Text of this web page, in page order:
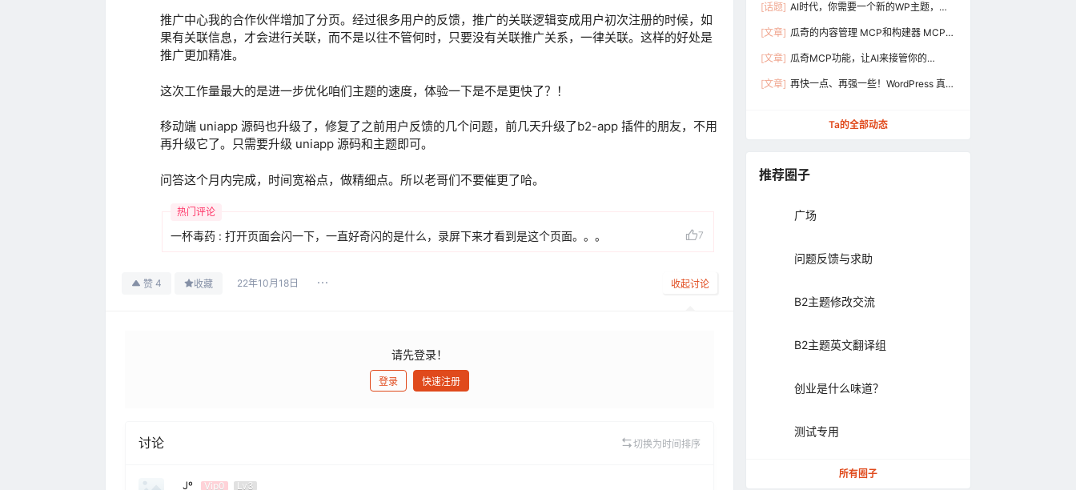
推广中心我的合作伙伴增加了分页。经过很多用户的反馈，推广的关联逻辑变成用户初次注册的时候，如
果有关联信息，才会进行关联，而不是以往不管何时，只要没有关联推广关系，一律关联。这样的好处是
推广更加精准。
这次工作量最大的是进一步优化咱们主题的速度，体验一下是不是更快了？！
移动端 uniapp 源码也升级了，修复了之前用户反馈的几个问题，前几天升级了b2-app 插件的朋友，不用
再升级它了。只需要升级 uniapp 源码和主题即可。
问答这个月内完成，时间宽裕点，做精细点。所以老哥们不要催更了哈。
热门评论
一杯毒药 : 打开页面会闪一下，一直好奇闪的是什么，录屏下来才看到是这个页面。。。 7
赞 4 收藏 22年10月18日 收起讨论
请先登录！
登录 快速注册
讨论 切换为时间排序
Jº Vip0
Lv3
[话题] AI时代，你需要一个新的WP主题，
主题
[文章] 瓜奇的内容管理 MCP和构建器 MCP：
[文章] 瓜奇MCP功能，让AI来接管你的
[文章] 再快一点、再强一些！WordPress 真正
Ta的全部动态
推荐圈子
广场
问题反馈与求助
B2主题修改交流
B2主题英文翻译组
创业是什么味道？
测试专用
所有圈子